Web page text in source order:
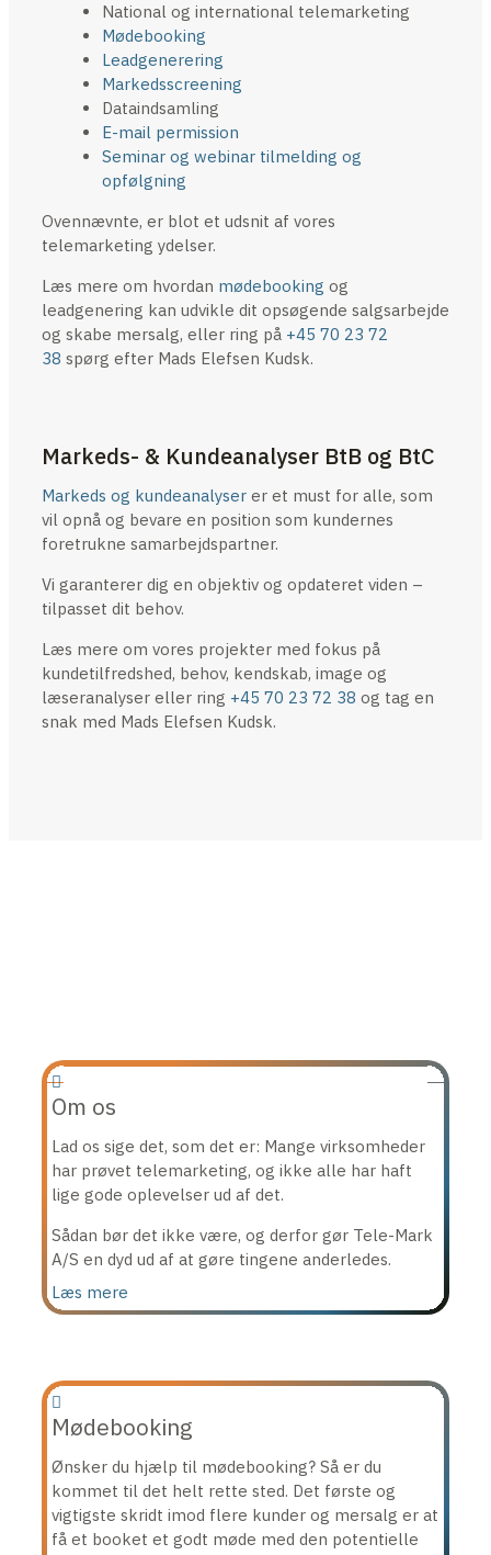
National og international telemarketing
Mødebooking
Leadgenerering
Markedsscreening
Dataindsamling
E-mail permission
Seminar og webinar tilmelding og
opfølgning
Ovennævnte, er blot et udsnit af vores
telemarketing ydelser.
Læs mere om hvordan mødebooking og
leadgenering kan udvikle dit opsøgende salgsarbejde
og skabe mersalg, eller ring på +45 70 23 72
38 spørg efter Mads Elefsen Kudsk.
Markeds- & Kundeanalyser BtB og BtC
Markeds og kundeanalyser er et must for alle, som
vil opnå og bevare en position som kundernes
foretrukne samarbejdspartner.
Vi garanterer dig en objektiv og opdateret viden –
tilpasset dit behov.
Læs mere om vores projekter med fokus på
kundetilfredshed, behov, kendskab, image og
læseranalyser eller ring +45 70 23 72 38 og tag en
snak med Mads Elefsen Kudsk.
Om os
Lad os sige det, som det er: Mange virksomheder
har prøvet telemarketing, og ikke alle har haft
lige gode oplevelser ud af det.
Sådan bør det ikke være, og derfor gør Tele-Mark
A/S en dyd ud af at gøre tingene anderledes.
Læs mere
Mødebooking
Ønsker du hjælp til mødebooking? Så er du
kommet til det helt rette sted. Det første og
vigtigste skridt imod flere kunder og mersalg er at
få et booket et godt møde med den potentielle